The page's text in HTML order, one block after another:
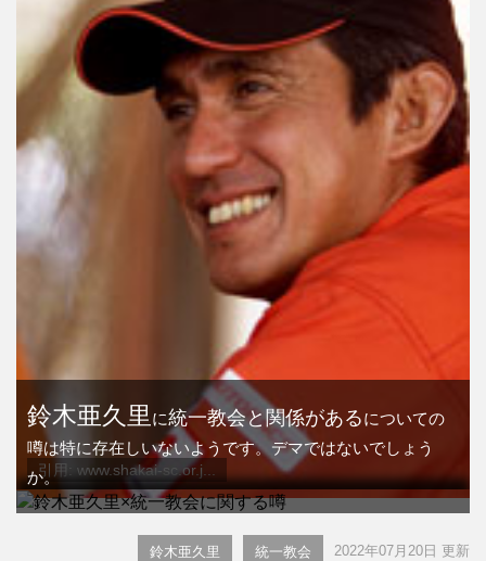
引用: www.shakai-sc.or.j...
鈴木亜久里 に統一教会と関係があるについての
噂は特に存在しいないようです。デマではないでしょう
か。
鈴木亜久里 統一教会 2022年07月20日 更新